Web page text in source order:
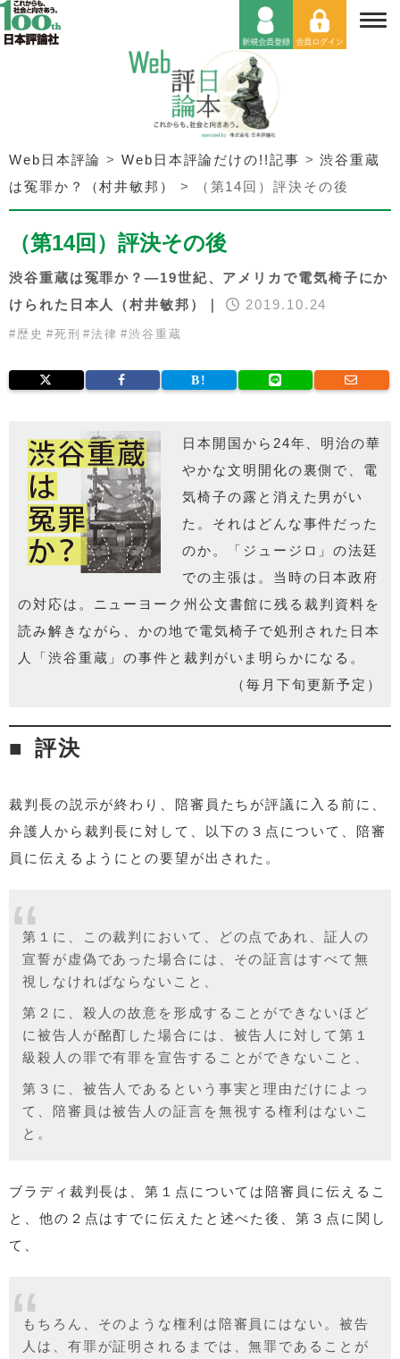
Web日本評論 >Web日本評論だけの!!記事 >渋谷重蔵
は冤罪か？（村井敏邦）
> （第14回）評決その後
（第14回）評決その後
渋谷重蔵は冤罪か？―19世紀、アメリカで電気椅子にか
けられた日本人（村井敏邦）｜
2019.10.24
# 歴史 #死刑 #法律 #渋谷重蔵
日本開国から24年、明治の華
やかな文明開化の裏側で、電
気椅子の露と消えた男がい
た。それはどんな事件だった
のか。「ジュージロ」の法廷
での主張は。当時の日本政府
の対応は。ニューヨーク州公文書館に残る裁判資料を
読み解きながら、かの地で電気椅子で処刑された日本
人「渋谷重蔵」の事件と裁判がいま明らかになる。
（毎月下旬更新予定）
評決
裁判長の説示が終わり、陪審員たちが評議に入る前に、
弁護人から裁判長に対して、以下の３点について、陪審
員に伝えるようにとの要望が出された。
第１に、この裁判において、どの点であれ、証人の
宣誓が虚偽であった場合には、その証言はすべて無
視しなければならないこと、
第２に、殺人の故意を形成することができないほど
に被告人が酩酊した場合には、被告人に対して第１
級殺人の罪で有罪を宣告することができないこと、
第３に、被告人であるという事実と理由だけによっ
て、陪審員は被告人の証言を無視する権利はないこ
と。
ブラディ裁判長は、第１点については陪審員に伝えるこ
と、他の２点はすでに伝えたと述べた後、第３点に関し
て、
もちろん、そのような権利は陪審員にはない。被告
人は、有罪が証明されるまでは、無罪であることが